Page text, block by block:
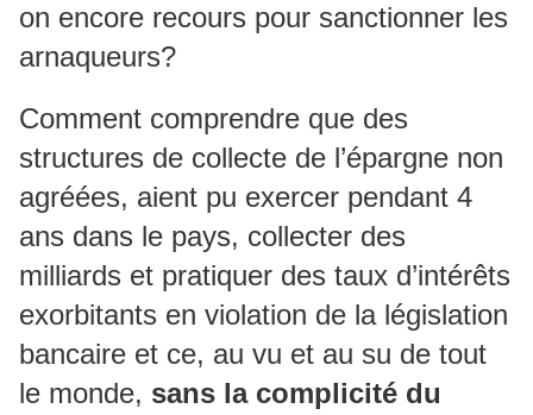
on encore recours pour sanctionner les
arnaqueurs?
Comment comprendre que des
structures de collecte de l’épargne non
agréées, aient pu exercer pendant 4
ans dans le pays, collecter des
milliards et pratiquer des taux d’intérêts
exorbitants en violation de la législation
bancaire et ce, au vu et au su de tout
le monde, sans la complicité du